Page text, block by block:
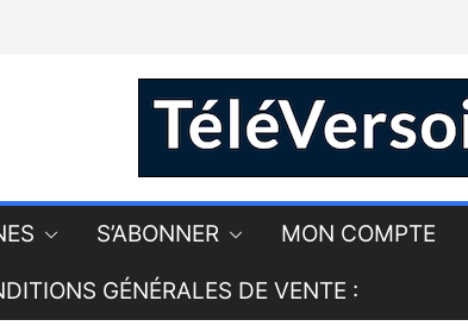
S’ABONNER MON COMPTE
GÉNÉRALES DE VENTE :